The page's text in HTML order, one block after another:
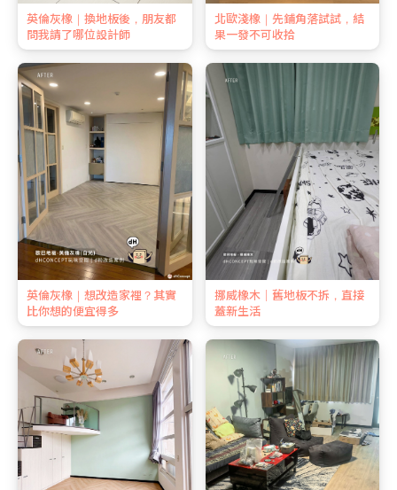
英倫灰橡｜換地板後，朋友都
問我請了哪位設計師
北歐淺橡｜先鋪角落試試，結
果一發不可收拾
英倫灰橡｜想改造家裡？其實
比你想的便宜得多
挪威橡木｜舊地板不拆，直接
蓋新生活